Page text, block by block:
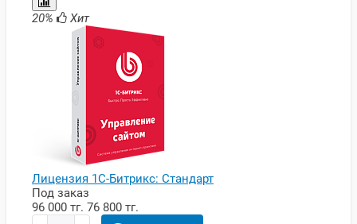
20% Хит
Лицензия 1С-Битрикс: Стандарт
Под заказ
96 000 тг. 76 800 тг.